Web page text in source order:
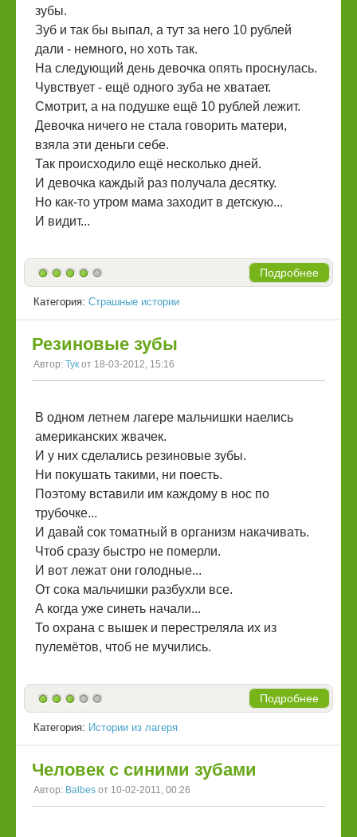
зубы.
Зуб и так бы выпал, а тут за него 10 рублей
дали - немного, но хоть так.
На следующий день девочка опять проснулась.
Чувствует - ещё одного зуба не хватает.
Смотрит, а на подушке ещё 10 рублей лежит.
Девочка ничего не стала говорить матери,
взяла эти деньги себе.
Так происходило ещё несколько дней.
И девочка каждый раз получала десятку.
Но как-то утром мама заходит в детскую...
И видит...
Подробнее
Категория: Страшные истории
Резиновые зубы
Автор: Тук от 18-03-2012, 15:16
В одном летнем лагере мальчишки наелись
американских жвачек.
И у них сделались резиновые зубы.
Ни покушать такими, ни поесть.
Поэтому вставили им каждому в нос по
трубочке...
И давай сок томатный в организм накачивать.
Чтоб сразу быстро не померли.
И вот лежат они голодные...
От сока мальчишки разбухли все.
А когда уже синеть начали...
То охрана с вышек и перестреляла их из
пулемётов, чтоб не мучились.
Подробнее
Категория: Истории из лагеря
Человек с синими зубами
Автор: Balbes от 10-02-2011, 00:26